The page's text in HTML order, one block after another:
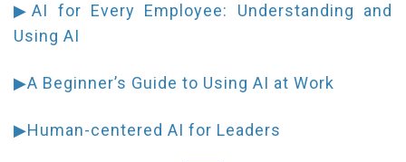
▶AI for Every Employee: Understanding and
Using AI
▶A Beginner’s Guide to Using AI at Work
▶Human-centered AI for Leaders